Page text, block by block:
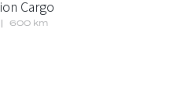
Cargo
600 km